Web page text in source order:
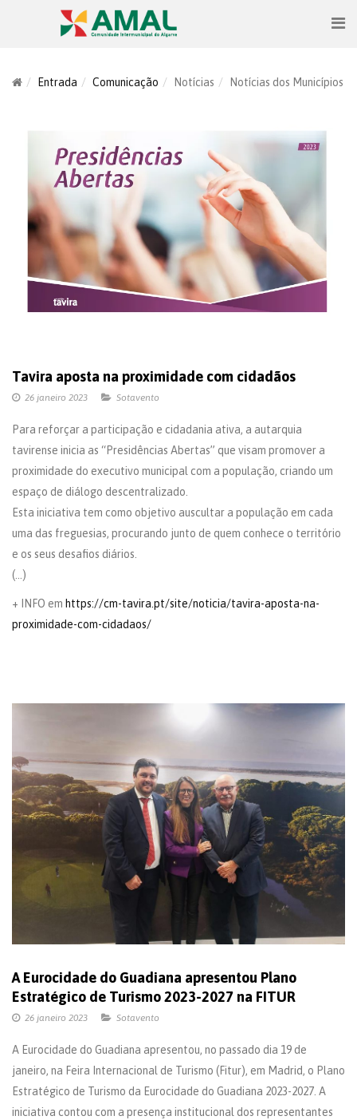
Entrada Comunicação Notícias Notícias dos Municípios
Tavira aposta na proximidade com cidadãos
26 janeiro 2023 Sotavento
Para reforçar a participação e cidadania ativa, a autarquia
tavirense inicia as “Presidências Abertas” que visam promover a
proximidade do executivo municipal com a população, criando um
espaço de diálogo descentralizado.
Esta iniciativa tem como objetivo auscultar a população em cada
uma das freguesias, procurando junto de quem conhece o território
e os seus desafios diários.
(…)
+ INFO em https://cm-tavira.pt/site/noticia/tavira-aposta-na-
proximidade-com-cidadaos/
A Eurocidade do Guadiana apresentou Plano
Estratégico de Turismo 2023-2027 na FITUR
26 janeiro 2023 Sotavento
A Eurocidade do Guadiana apresentou, no passado dia 19 de
janeiro, na Feira Internacional de Turismo (Fitur), em Madrid, o Plano
Estratégico de Turismo da Eurocidade do Guadiana 2023-2027. A
iniciativa contou com a presença institucional dos representantes